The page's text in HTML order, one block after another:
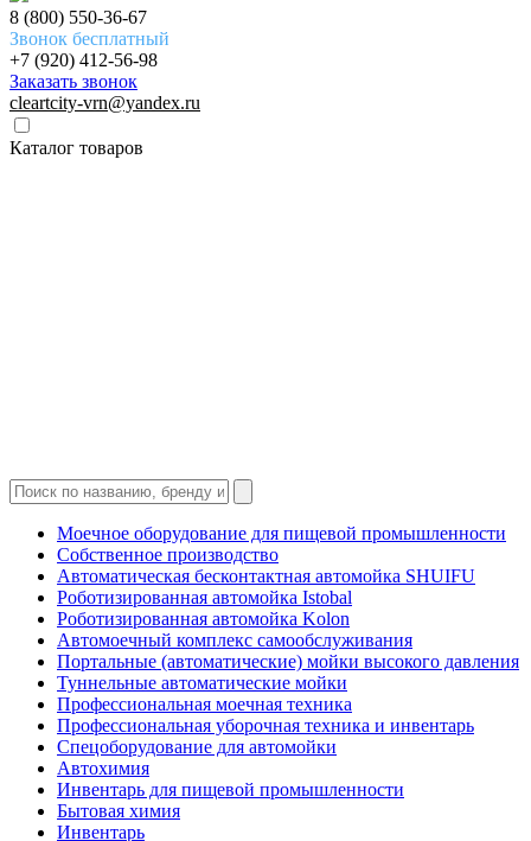
8 (800) 550-36-67
Звонок бесплатный
+7 (920) 412-56-98
Заказать звонок
cleartcity-vrn@yandex.ru
Каталог товаров
Моечное оборудование для пищевой промышленности
Собственное производство
Автоматическая бесконтактная автомойка SHUIFU
Роботизированная автомойка Istobal
Роботизированная автомойка Kolon
Автомоечный комплекс самообслуживания
Портальные (автоматические) мойки высокого давления
Туннельные автоматические мойки
Профессиональная моечная техника
Профессиональная уборочная техника и инвентарь
Спецоборудование для автомойки
Автохимия
Инвентарь для пищевой промышленности
Бытовая химия
Инвентарь